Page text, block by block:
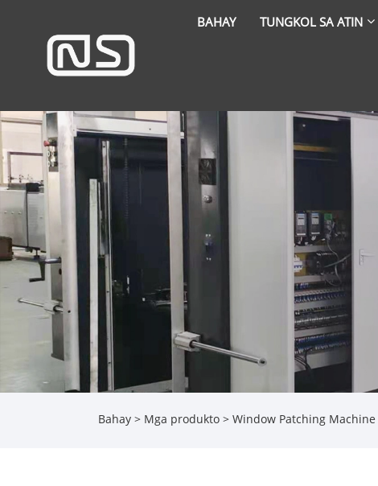
BAHAY TUNGKOL SA ATIN
Bahay > Mga produkto > Window Patching Machine